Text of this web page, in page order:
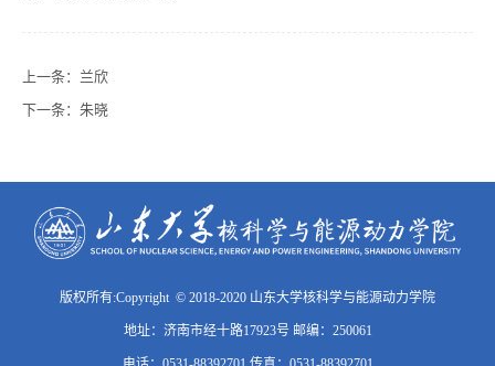
上一条： 兰欣
下一条： 朱晓
版权所有:Copyright © 2018-2020 山东大学核科学与能源动力学院
地址：济南市经十路17923号 邮编：250061